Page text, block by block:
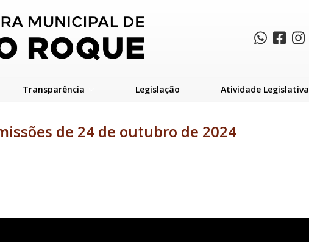
Transparência Legislação Atividade Legislativa
de 24 de outubro de 2024